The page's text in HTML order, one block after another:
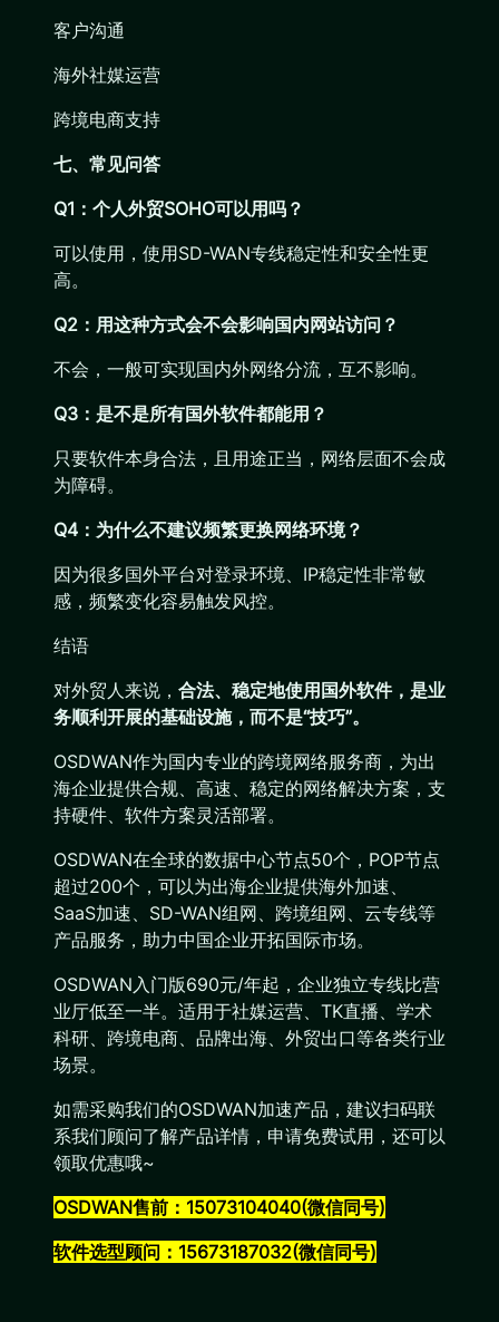
客户沟通
海外社媒运营
跨境电商支持
七、常见问答
Q1：个人外贸SOHO可以用吗？
可以使用，使用SD-WAN专线稳定性和安全性更
高。
Q2：用这种方式会不会影响国内网站访问？
不会，一般可实现国内外网络分流，互不影响。
Q3：是不是所有国外软件都能用？
只要软件本身合法，且用途正当，网络层面不会成
为障碍。
Q4：为什么不建议频繁更换网络环境？
因为很多国外平台对登录环境、IP稳定性非常敏
感，频繁变化容易触发风控。
结语
对外贸人来说， 合法、稳定地使用国外软件，是业
务顺利开展的基础设施，而不是“技巧”。
OSDWAN作为国内专业的跨境网络服务商，为出
海企业提供合规、高速、稳定的网络解决方案，支
持硬件、软件方案灵活部署。
OSDWAN在全球的数据中心节点50个，POP节点
超过200个，可以为出海企业提供海外加速、
SaaS加速、SD-WAN组网、跨境组网、云专线等
产品服务，助力中国企业开拓国际市场。
OSDWAN入门版690元/年起，企业独立专线比营
业厅低至一半。适用于社媒运营、TK直播、学术
科研、跨境电商、品牌出海、外贸出口等各类行业
场景。
如需采购我们的OSDWAN加速产品，建议扫码联
系我们顾问了解产品详情，申请免费试用，还可以
领取优惠哦~
OSDWAN售前：15073104040(微信同号)
软件选型顾问：15673187032(微信同号)